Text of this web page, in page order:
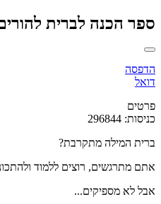
ספר הכנה לברית
הדפסה
דואל
פרטים
כניסות: 296844
ברית המילה מתקרבת?
אתם מתרגשים, רוצים ללמוד
אבל לא מספיקים...